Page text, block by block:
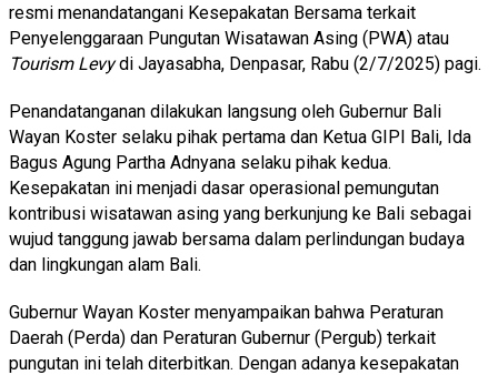
resmi menandatangani Kesepakatan Bersama terkait
Penyelenggaraan Pungutan Wisatawan Asing (PWA) atau
Tourism Levydi Jayasabha, Denpasar, Rabu (2/7/2025) pagi.
Penandatanganan dilakukan langsung oleh Gubernur Bali
Wayan Koster selaku pihak pertama dan Ketua GIPI Bali, Ida
Bagus Agung Partha Adnyana selaku pihak kedua.
Kesepakatan ini menjadi dasar operasional pemungutan
kontribusi wisatawan asing yang berkunjung ke Bali sebagai
wujud tanggung jawab bersama dalam perlindungan budaya
dan lingkungan alam Bali.
Gubernur Wayan Koster menyampaikan bahwa Peraturan
Daerah (Perda) dan Peraturan Gubernur (Pergub) terkait
pungutan ini telah diterbitkan. Dengan adanya kesepakatan